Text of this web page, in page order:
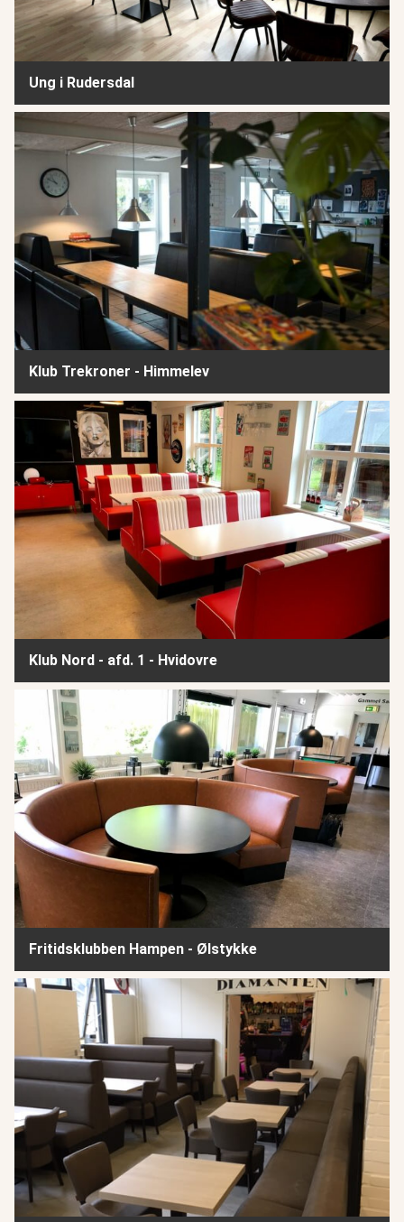
Ung i Rudersdal
Klub Trekroner - Himmelev
Klub Trekroner - Himmelev
Klub Nord - afd. 1 - Hvidovre
Klub Nord - afd. 1 - Hvidovre
Fritidsklubben Hampen - Ølstykke
Fritidsklubben Hampen - Ølstykke
DTU - Lyngby